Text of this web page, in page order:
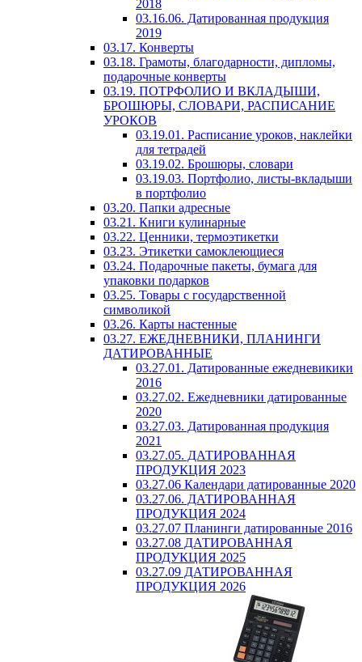
2018
03.16.06. Датированная продукция
2019
03.17. Конверты
03.18. Грамоты, благодарности, дипломы,
подарочные конверты
03.19. ПОТРФОЛИО И ВКЛАДЫШИ,
БРОШЮРЫ, СЛОВАРИ, РАСПИСАНИЕ
УРОКОВ
03.19.01. Расписание уроков, наклейки
для тетрадей
03.19.02. Брошюры, словари
03.19.03. Портфолио, листы-вкладыши
в портфолио
03.20. Папки адресные
03.21. Книги кулинарные
03.22. Ценники, термоэтикетки
03.23. Этикетки самоклеющиеся
03.24. Подарочные пакеты, бумага для
упаковки подарков
03.25. Товары с государственной
символикой
03.26. Карты настенные
03.27. ЕЖЕДНЕВНИКИ, ПЛАНИНГИ
ДАТИРОВАННЫЕ
03.27.01. Датированные ежедневикики
2016
03.27.02. Ежедневники датированные
2020
03.27.03. Датированная продукция
2021
03.27.05. ДАТИРОВАННАЯ
ПРОДУКЦИЯ 2023
03.27.06 Календари датированные 2020
03.27.06. ДАТИРОВАННАЯ
ПРОДУКЦИЯ 2024
03.27.07 Планинги датированные 2016
03.27.08 ДАТИРОВАННАЯ
ПРОДУКЦИЯ 2025
03.27.09 ДАТИРОВАННАЯ
ПРОДУКЦИЯ 2026